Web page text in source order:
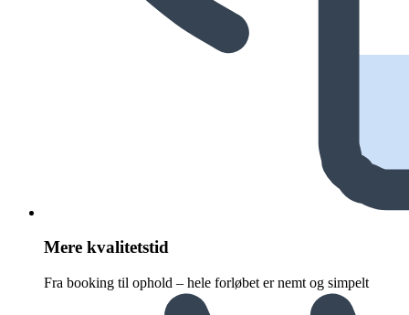
Mere kvalitetstid
Fra booking til ophold – hele forløbet er nemt og simpelt